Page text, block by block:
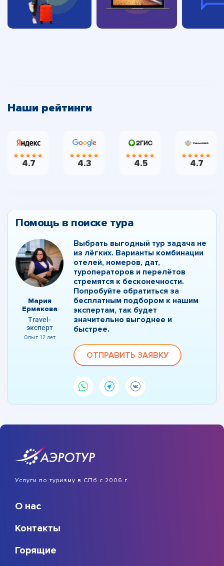
Наши рейтинги
4.7 4.3 4.5 4.7
Помощь в поиске тура
Мария
Ермакова
Travel-
эксперт
Опыт 12 лет
Выбрать выгодный тур задача не
из лёгких. Варианты комбинации
отелей, номеров, дат,
туроператоров и перелётов
стремятся к бесконечности.
Попробуйте обратиться за
бесплатным подбором к нашим
экспертам, так будет
значительно выгоднее и
быстрее.
ОТПРАВИТЬ ЗАЯВКУ
Услуги по туризму в СПб с 2006 г.
О нас
Контакты
Горящие